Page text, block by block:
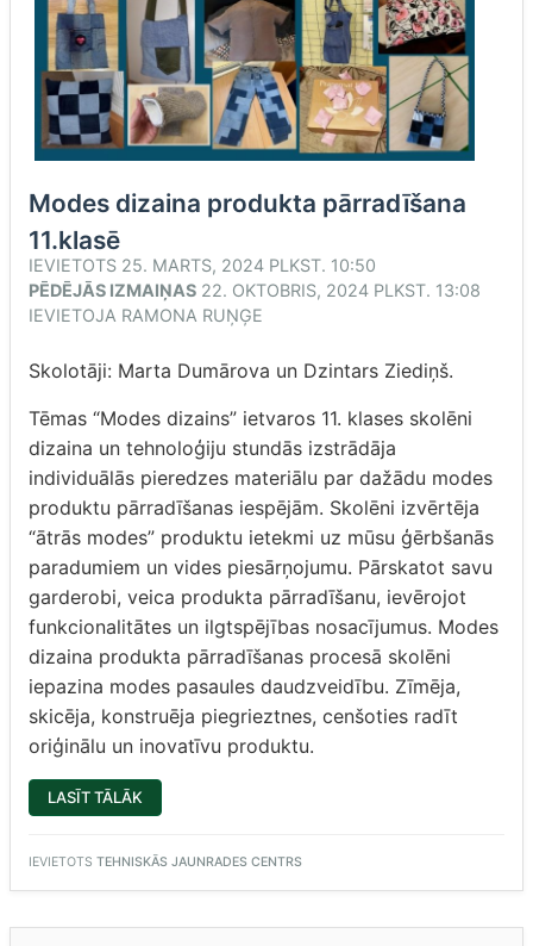
Modes dizaina produkta pārradīšana
11.klasē
IEVIETOTS 25. MARTS, 2024 PLKST. 10:50
PĒDĒJĀS IZMAIŅAS 22. OKTOBRIS, 2024 PLKST. 13:08
IEVIETOJA RAMONA RUŅĢE
Skolotāji: Marta Dumārova un Dzintars Ziediņš.
Tēmas “Modes dizains” ietvaros 11. klases skolēni
dizaina un tehnoloģiju stundās izstrādāja
individuālās pieredzes materiālu par dažādu modes
produktu pārradīšanas iespējām. Skolēni izvērtēja
“ātrās modes” produktu ietekmi uz mūsu ģērbšanās
paradumiem un vides piesārņojumu. Pārskatot savu
garderobi, veica produkta pārradīšanu, ievērojot
funkcionalitātes un ilgtspējības nosacījumus. Modes
dizaina produkta pārradīšanas procesā skolēni
iepazina modes pasaules daudzveidību. Zīmēja,
skicēja, konstruēja piegrieztnes, cenšoties radīt
oriģinālu un inovatīvu produktu.
LASĪT TĀLĀK
DIZAINA
11.KLASĒ”
IEVIETOTS TEHNISKĀS JAUNRADES CENTRS